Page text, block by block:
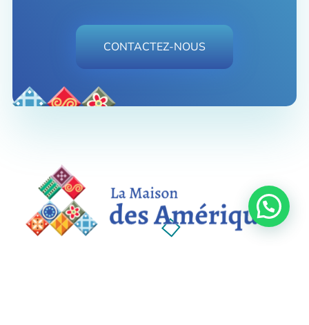
CONTACTEZ-NOUS